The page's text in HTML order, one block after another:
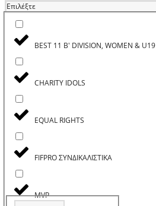
Επιλέξτε
BEST 11 B' DIVISION, WOMEN & U19
CHARITY IDOLS
EQUAL RIGHTS
FIFPRO ΣΥΝΔΙΚΑΛΙΣΤΙΚΑ
MVP